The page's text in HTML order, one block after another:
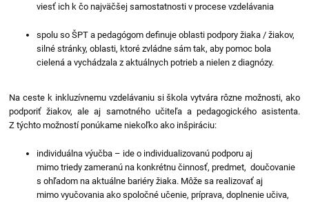
viesť ich k čo najväčšej samostatnosti v procese vzdelávania
spolu so ŠPT a pedagógom definuje oblasti podpory žiaka / žiakov,
silné stránky, oblasti, ktoré zvládne sám tak, aby pomoc bola
cielená a vychádzala z aktuálnych potrieb a nielen z diagnózy.
Na ceste k inkluzívnemu vzdelávaniu si škola vytvára rôzne možnosti, ako
podporiť žiakov, ale aj samotného učiteľa a pedagogického asistenta.
Z týchto možností ponúkame niekoľko ako inšpiráciu:
individuálna výučba – ide o individualizovanú podporu aj
mimo triedy zameranú na konkrétnu činnosť, predmet, doučovanie
s ohľadom na aktuálne bariéry žiaka. Môže sa realizovať aj
mimo vyučovania ako spoločné učenie, príprava, doplnenie učiva,